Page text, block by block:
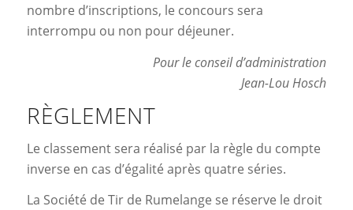
nombre d’inscriptions, le concours sera
interrompu ou non pour déjeuner.
Pour le conseil d’administration
Jean-Lou Hosch
RÈGLEMENT
Le classement sera réalisé par la règle du compte
inverse en cas d’égalité après quatre séries.
La Société de Tir de Rumelange se réserve le droit